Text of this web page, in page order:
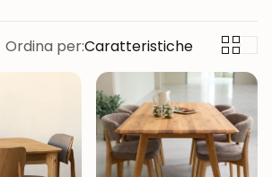
Armadietti
Mobili
Ordina per:Caratteristiche